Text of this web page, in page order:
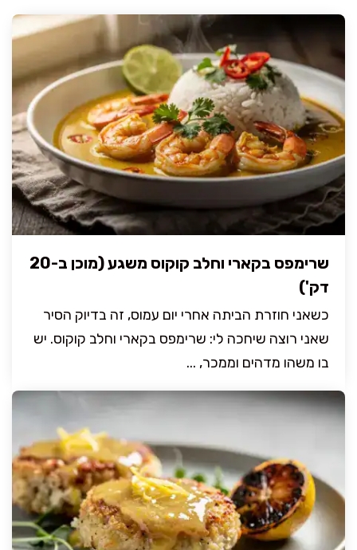
שרימפס בקארי וחלב קוקוס משגע (מוכן ב-20
דק')
כשאני חוזרת הביתה אחרי יום עמוס, זה בדיוק הסיר
שאני רוצה שיחכה לי: שרימפס בקארי וחלב קוקוס. יש
בו משהו מדהים וממכר, ...